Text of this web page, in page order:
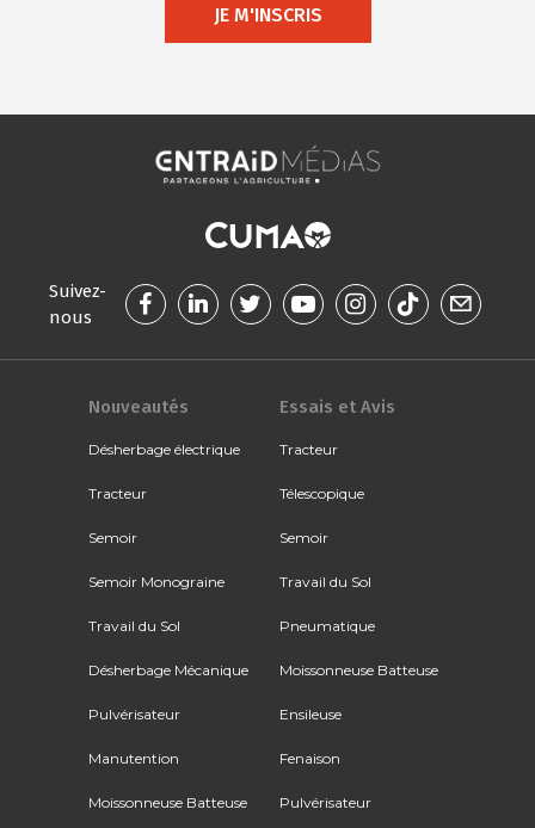
JE M'INSCRIS
Suivez-
nous
Nouveautés
Désherbage électrique
Tracteur
Semoir
Semoir Monograine
Travail du Sol
Désherbage Mécanique
Pulvérisateur
Manutention
Moissonneuse Batteuse
Essais et Avis
Tracteur
Télescopique
Semoir
Travail du Sol
Pneumatique
Moissonneuse Batteuse
Ensileuse
Fenaison
Pulvérisateur